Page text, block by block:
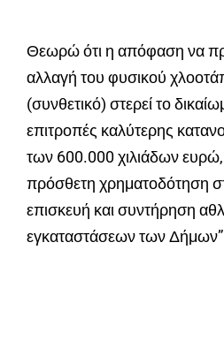
Θεωρώ ότι η απόφαση να
αλλαγή του φυσικού
(συνθετικό) στερεί το
επιτροπές καλύτερης
των 600.000 χιλιάδων
πρόσθετη χρηματοδότηση
επισκευή και συντήρηση
εγκαταστάσεων των